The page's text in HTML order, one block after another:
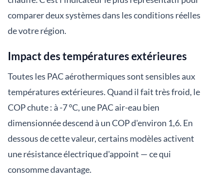
comparer deux systèmes dans les conditions réelles
de votre région.
Impact des températures extérieures
Toutes les PAC aérothermiques sont sensibles aux
températures extérieures. Quand il fait très froid, le
COP chute : à -7 °C, une PAC air-eau bien
dimensionnée descend à un COP d'environ 1,6. En
dessous de cette valeur, certains modèles activent
une résistance électrique d'appoint — ce qui
consomme davantage.